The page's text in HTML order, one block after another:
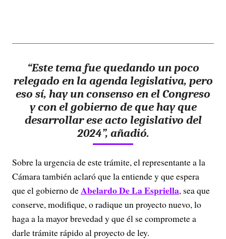
“Este tema fue quedando un poco
relegado en la agenda legislativa, pero
eso sí, hay un consenso en el Congreso
y con el gobierno de que hay que
desarrollar ese acto legislativo del
2024”, añadió.
Sobre la urgencia de este trámite, el representante a la
Cámara también aclaró que la entiende y que espera
que el gobierno deAbelardo De La Espriella, sea que
conserve, modifique, o radique un proyecto nuevo, lo
haga a la mayor brevedad y que él se compromete a
darle trámite rápido al proyecto de ley.